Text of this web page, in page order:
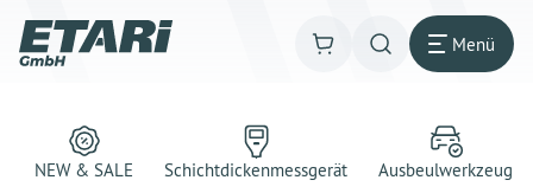
Menü
NEW & SALE Schichtdickenmessgerät Ausbeulwerkzeug